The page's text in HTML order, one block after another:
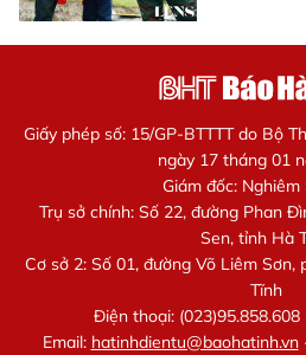
Giấy phép số: 15/GP-BTTTT do Bộ
ngày 17 tháng 01
Giám đốc:
Trụ sở chính: Số 22, đường Phan
Sen, tỉnh Hà
Cơ sở 2: Số 01, đường Võ Liêm
Tĩnh
Điện thoại: (023)95.858.608
Email: hatinhdientu@baohatinh.vn